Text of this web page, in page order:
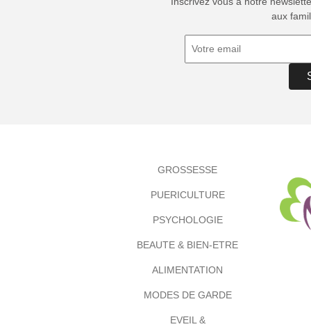
aux
GROSSESSE
PUERICULTURE
PSYCHOLOGIE
BEAUTE & BIEN-ETRE
ALIMENTATION
MODES DE GARDE
EVEIL &